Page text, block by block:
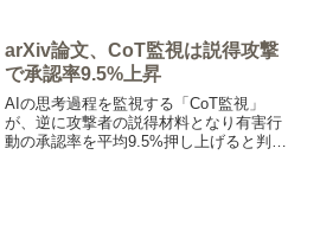
の広い対象範囲で届きます。
arXiv論文、CoT監視は説得攻撃
で承認率9.5%上昇
AIの思考過程を監視する「CoT監視」
が、逆に攻撃者の説得材料となり有害行
動の承認率を平均9.5%押し上げると判